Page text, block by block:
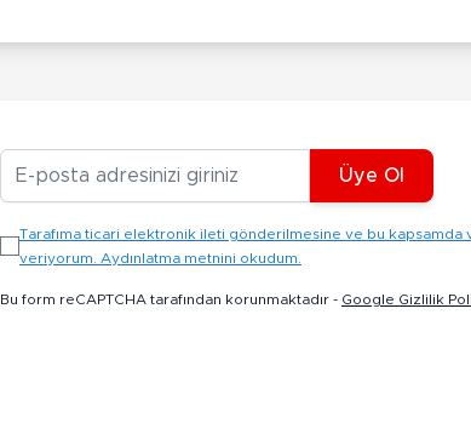
Üye Ol
Tarafıma ticari elektronik ileti gönderilmesine ve bu kapsamda
veriyorum. Aydınlatma metnini okudum.
Bu form reCAPTCHA tarafından korunmaktadır - Google Gizlilik